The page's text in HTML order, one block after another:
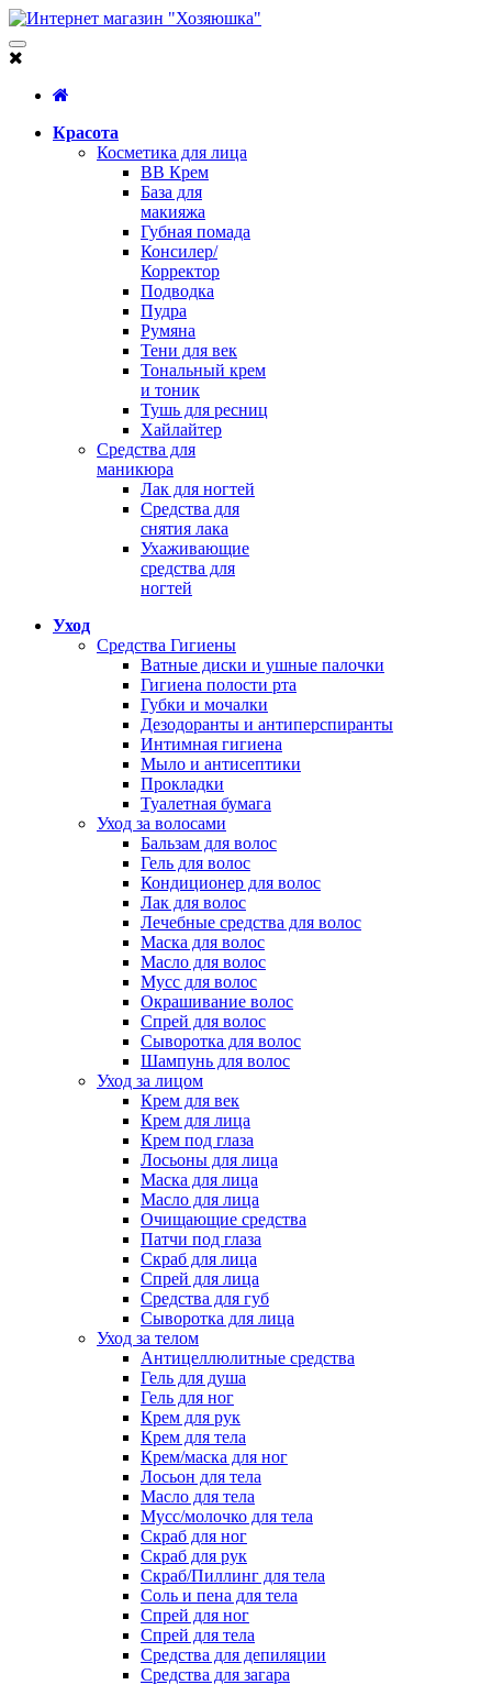
Красота
Косметика для лица
BB Крем
База для
макияжа
Губная помада
Консилер/
Корректор
Подводка
Пудра
Румяна
Тени для век
Тональный крем
и тоник
Тушь для ресниц
Хайлайтер
Средства для
маникюра
Лак для ногтей
Средства для
снятия лака
Ухаживающие
средства для
ногтей
Уход
Средства Гигиены
Ватные диски и ушные палочки
Гигиена полости рта
Губки и мочалки
Дезодоранты и антиперспиранты
Интимная гигиена
Мыло и антисептики
Прокладки
Туалетная бумага
Уход за волосами
Бальзам для волос
Гель для волос
Кондиционер для волос
Лак для волос
Лечебные средства для волос
Маска для волос
Масло для волос
Мусс для волос
Окрашивание волос
Спрей для волос
Сыворотка для волос
Шампунь для волос
Уход за лицом
Крем для век
Крем для лица
Крем под глаза
Лосьоны для лица
Маска для лица
Масло для лица
Очищающие средства
Патчи под глаза
Скраб для лица
Спрей для лица
Средства для губ
Сыворотка для лица
Уход за телом
Антицеллюлитные средства
Гель для душа
Гель для ног
Крем для рук
Крем для тела
Крем/маска для ног
Лосьон для тела
Масло для тела
Мусс/молочко для тела
Скраб для ног
Скраб для рук
Скраб/Пиллинг для тела
Соль и пена для тела
Спрей для ног
Спрей для тела
Средства для депиляции
Средства для загара